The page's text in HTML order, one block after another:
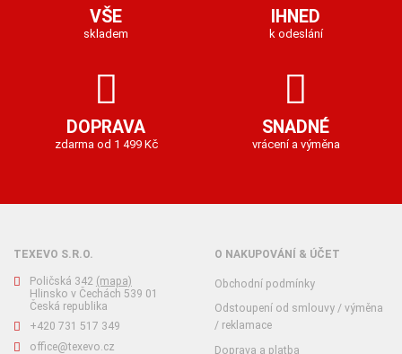
VŠE
skladem
IHNED
k odeslání
DOPRAVA
zdarma od 1 499 Kč
SNADNÉ
vrácení a výměna
TEXEVO S.R.O.
Poličská 342 (mapa)
Hlinsko v Čechách 539 01
Česká republika
+420 731 517 349
office@texevo.cz
O NAKUPOVÁNÍ & ÚČET
Obchodní podmínky
Odstoupení od smlouvy / výměna
/ reklamace
Doprava a platba